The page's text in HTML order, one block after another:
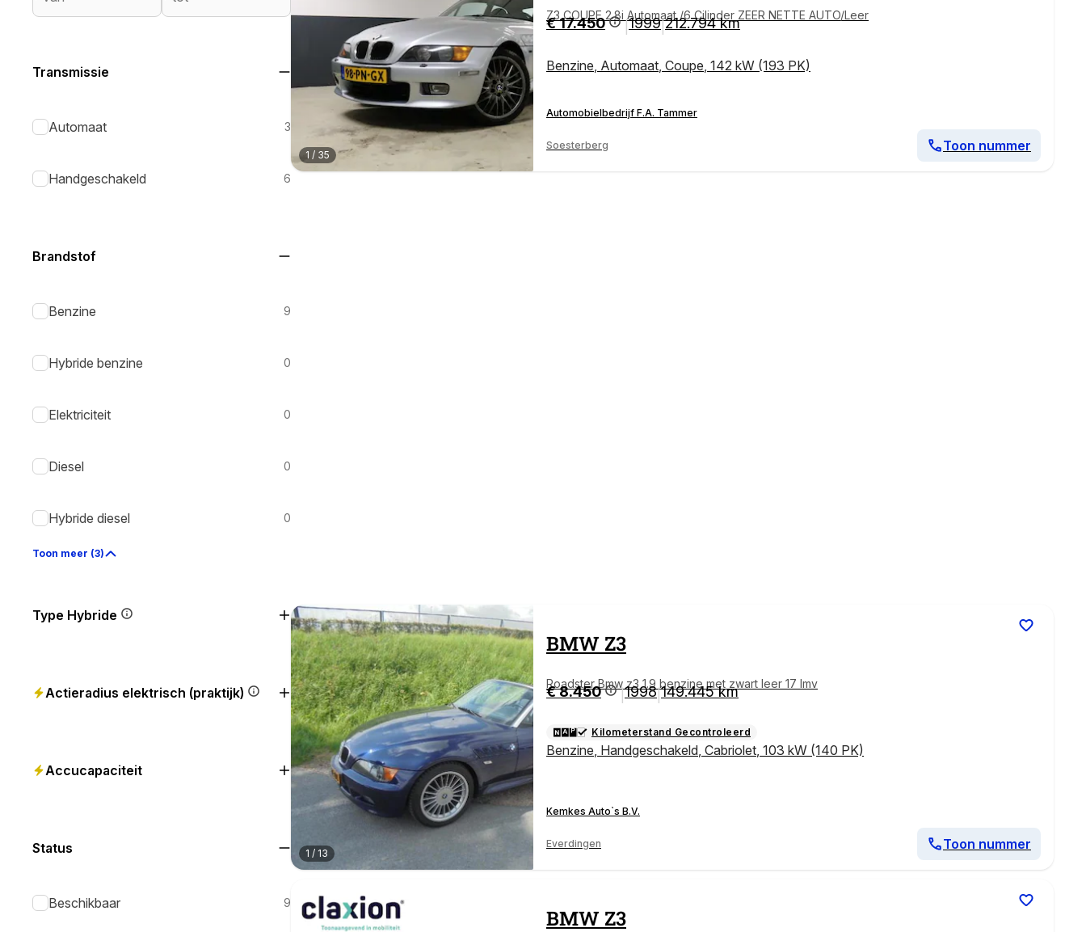
Transmissie
Automaat 3
Handgeschakeld 6
Brandstof
Benzine 9
Hybride benzine 0
Elektriciteit 0
Diesel 0
Hybride diesel 0
Toon meer (3)
Type Hybride
Actieradius elektrisch (praktijk)
Accucapaciteit
Status
Beschikbaar 9
1 / 35
Z3 COUPE 2.8i Automaat /6 Cilinder ZEER NETTE AUTO/Leer
€ 17.450 |1999|212.794 km
Benzine Automaat Coupe 142 kW (193 PK)
Automobielbedrijf F.A. Tammer
Soesterberg Toon nummer
1 / 13
BMWZ3
Roadster Bmw z3 1.9 benzine met zwart leer 17 lmv
€ 8.450 |1998|149.445 km
Kilometerstand Gecontroleerd
Benzine Handgeschakeld Cabriolet 103 kW (140 PK)
Kemkes Auto`s B.V.
Everdingen Toon nummer
BMWZ3